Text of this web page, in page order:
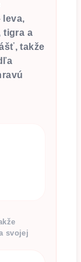
leva,
tigra a
takže
svojej